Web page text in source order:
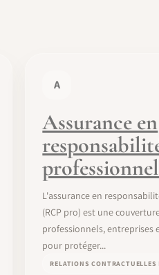
A
Assurance en
L'assurance en
(RCP pro) est une
professionnels, entreprises
pour protéger...
RELATIONS CONTRACTUELLES